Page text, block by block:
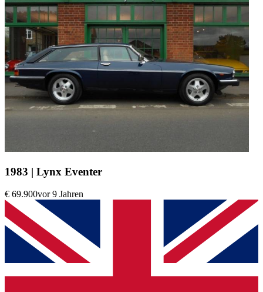
1983 | Lynx Eventer
€ 69.900vor 9 Jahren